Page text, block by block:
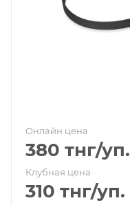
Онлайн цена
380 тнг/уп.
Клубная цена
310 тнг/уп.